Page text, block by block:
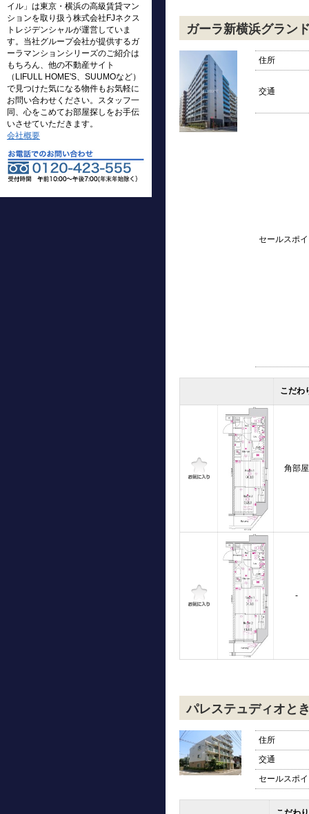
イル」は東京・横浜の高級賃貸マン
ションを取り扱う株式会社FJネクス
トレジデンシャルが運営していま
す。当社グループ会社が提供するガ
ーラマンションシリーズのご紹介は
もちろん、他の不動産サイト
（LIFULL HOME'S、SUUMOなど）
で見つけた気になる物件もお気軽に
お問い合わせください。スタッフ一
同、心をこめてお部屋探しをお手伝
いさせていただきます。
会社概要
ガーラ新横浜グラン
住所
交通
セールスポ
こだわ
角部屋
-
パレステュディオと
住所
交通
セールスポ